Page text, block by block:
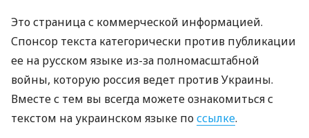
Это страница с коммерческой информацией.
Спонсор текста категорически против публикации
ее на русском языке из-за полномасштабной
войны, которую россия ведет против Украины.
Вместе с тем вы всегда можете ознакомиться с
текстом на украинском языке поссылке.